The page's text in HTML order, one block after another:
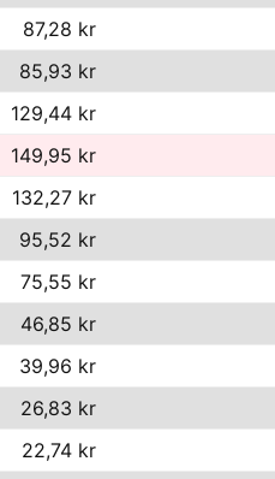
87,28 kr
85,93 kr
129,44 kr
149,95 kr
132,27 kr
95,52 kr
75,55 kr
46,85 kr
39,96 kr
26,83 kr
22,74 kr